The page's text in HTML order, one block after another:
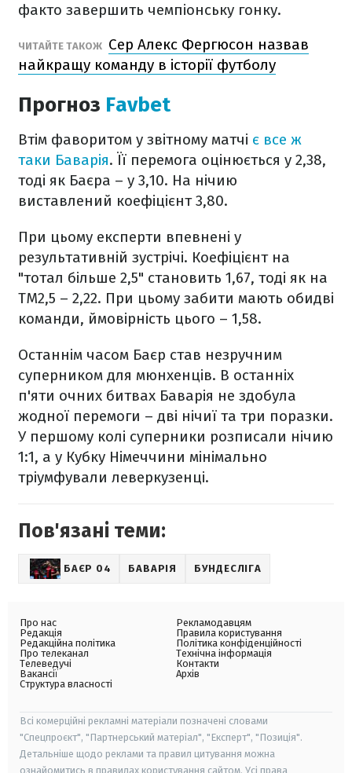
факто завершить чемпіонську гонку.
ЧИТАЙТЕ ТАКОЖ Сер Алекс Фергюсон назвав
найкращу команду в історії футболу
Прогноз Favbet
Втім фаворитом у звітному матчі є все ж
таки Баварія. Її перемога оцінюється у 2,38,
тоді як Баєра – у 3,10. На нічию
виставлений коефіцієнт 3,80.
При цьому експерти впевнені у
результативній зустрічі. Коефіцієнт на
"тотал більше 2,5" становить 1,67, тоді як на
ТМ2,5 – 2,22. При цьому забити мають обидві
команди, ймовірність цього – 1,58.
Останнім часом Баєр став незручним
суперником для мюнхенців. В останніх
п'яти очних битвах Баварія не здобула
жодної перемоги – дві нічиї та три поразки.
У першому колі суперники розписали нічию
1:1, а у Кубку Німеччини мінімально
тріумфували леверкузенці.
Пов'язані теми:
БАЄР 04 БАВАРІЯ БУНДЕСЛІГА
Про нас
Редакція
Редакційна політика
Про телеканал
Телеведучі
Вакансії
Структура власності
Рекламодавцям
Правила користування
Політика конфіденційності
Технічна інформація
Контакти
Архів
Всі комерційні рекламні матеріали позначені словами
"Спецпроєкт", "Партнерський матеріал", "Експерт", "Позиція".
Детальніше щодо реклами та правил цитування можна
ознайомитись в правилах користування сайтом. Усі права